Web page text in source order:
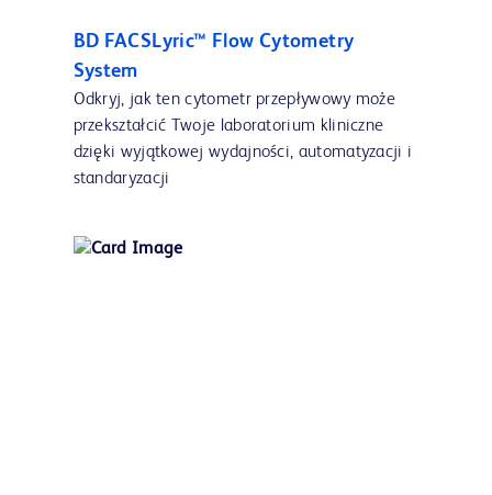
BD FACSLyric™ Flow Cytometry
System
Odkryj, jak ten cytometr przepływowy może
przekształcić Twoje laboratorium kliniczne
dzięki wyjątkowej wydajności, automatyzacji i
standaryzacji